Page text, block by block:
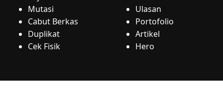
Mutasi
Cabut Berkas
Duplikat
Cek Fisik
Ulasan
Portofolio
Artikel
Hero